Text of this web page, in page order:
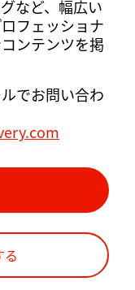
など、幅広い
フェッショナ
ンテンツを掲
でお問い合わ